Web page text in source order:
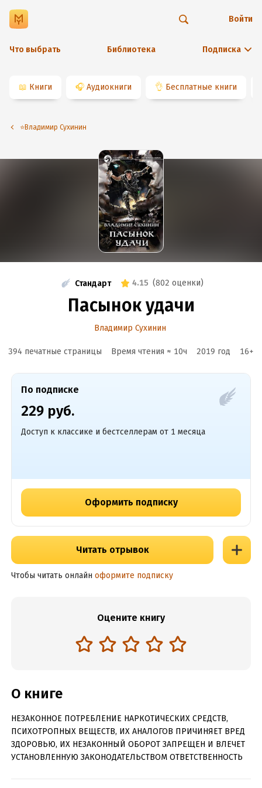
Что выбрать Библиотека Подписка
Войти
📖 Книги 🎧 Аудиокниги 👌 Бесплатные книги
⭐️Владимир Сухинин
Стандарт 4.15 (802 оценки)
Пасынок удачи
Владимир Сухинин
394 печатные страницы Время чтения ≈ 10ч 2019 год 16+
По подписке
229 руб.
Доступ к классике и бестселлерам от 1 месяца
Оформить подписку
Читать отрывок
Чтобы читать онлайн оформите подписку
Оцените книгу
О книге
НЕЗАКОННОЕ ПОТРЕБЛЕНИЕ НАРКОТИЧЕСКИХ СРЕДСТВ,
ПСИХОТРОПНЫХ ВЕЩЕСТВ, ИХ АНАЛОГОВ ПРИЧИНЯЕТ ВРЕД
ЗДОРОВЬЮ, ИХ НЕЗАКОННЫЙ ОБОРОТ ЗАПРЕЩЕН И ВЛЕЧЕТ
УСТАНОВЛЕННУЮ ЗАКОНОДАТЕЛЬСТВОМ ОТВЕТСТВЕННОСТЬ